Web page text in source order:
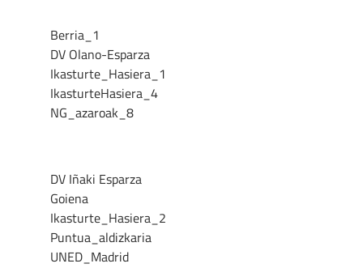
Berria_1
DV Olano-Esparza
Ikasturte_Hasiera_1
IkasturteHasiera_4
NG_azaroak_8
DV Iñaki Esparza
Goiena
Ikasturte_Hasiera_2
Puntua_aldizkaria
UNED_Madrid